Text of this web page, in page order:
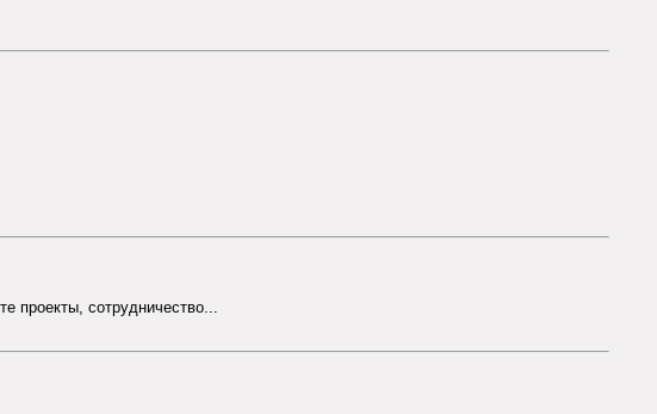
проекты, сотрудничество...